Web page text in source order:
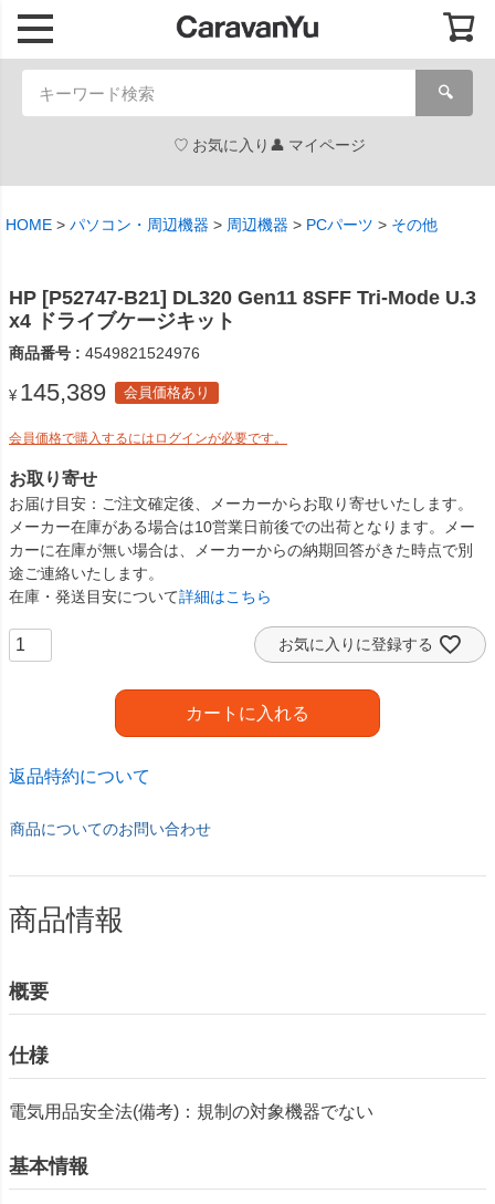
🔍
お気に入り マイページ
HOME パソコン・周辺機器 周辺機器 PCパーツ その他
HP [P52747-B21] DL320 Gen11 8SFF Tri-Mode U.3
x4 ドライブケージキット
商品番号 4549821524976
¥ 145,389 会員価格あり
会員価格で購入するにはログインが必要です。
お取り寄せ
お届け目安
ご注文確定後、メーカーからお取り寄せいたします。
メーカー在庫がある場合は10営業日前後での出荷となります。メー
カーに在庫が無い場合は、メーカーからの納期回答がきた時点で別
途ご連絡いたします。
在庫・発送目安について詳細はこちら
お気に入りに登録する
カートに入れる
返品特約について
商品についてのお問い合わせ
商品情報
概要
仕様
電気用品安全法(備考)：規制の対象機器でない
基本情報